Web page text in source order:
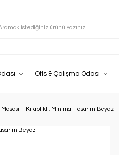
Ofis & Çalışma Odası
– Kitaplıklı, Minimal Tasarım Beyaz